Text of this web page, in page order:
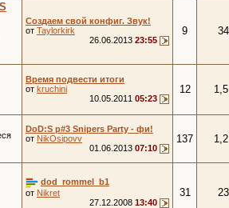
Создаем свой конфиг. Звук!
от Taylorkirk
26.06.2013 23:55
9
Время подвести итоги
от kruchini
10.05.2011 05:23
12
DoD:S p#3 Snipers Party - фи!
от NikOsipovv
01.06.2013 07:10
137
dod_rommel_b1
от Nikret
27.12.2008 13:40
31